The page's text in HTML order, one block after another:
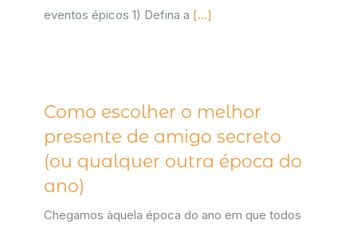
eventos épicos 1) Defina a [...]
Como escolher o melhor
presente de amigo secreto
(ou qualquer outra época do
ano)
Chegamos àquela época do ano em que todos